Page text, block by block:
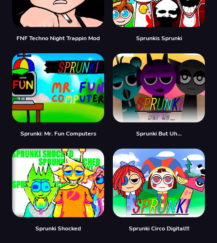
FNF Techno Night Trappin Mod Sprunkis Sprunki
Sprunki: Mr. Fun Computers Sprunki But Uh…
Sprunki Shocked Sprunki Circo Digital!!!